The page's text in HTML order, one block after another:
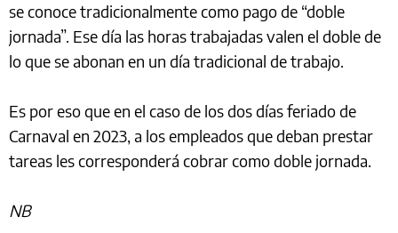
se conoce tradicionalmente como pago de “doble
jornada”. Ese día las horas trabajadas valen el doble de
lo que se abonan en un día tradicional de trabajo.
Es por eso que en el caso de los dos días feriado de
Carnaval en 2023, a los empleados que deban prestar
tareas les corresponderá cobrar como doble jornada.
NB